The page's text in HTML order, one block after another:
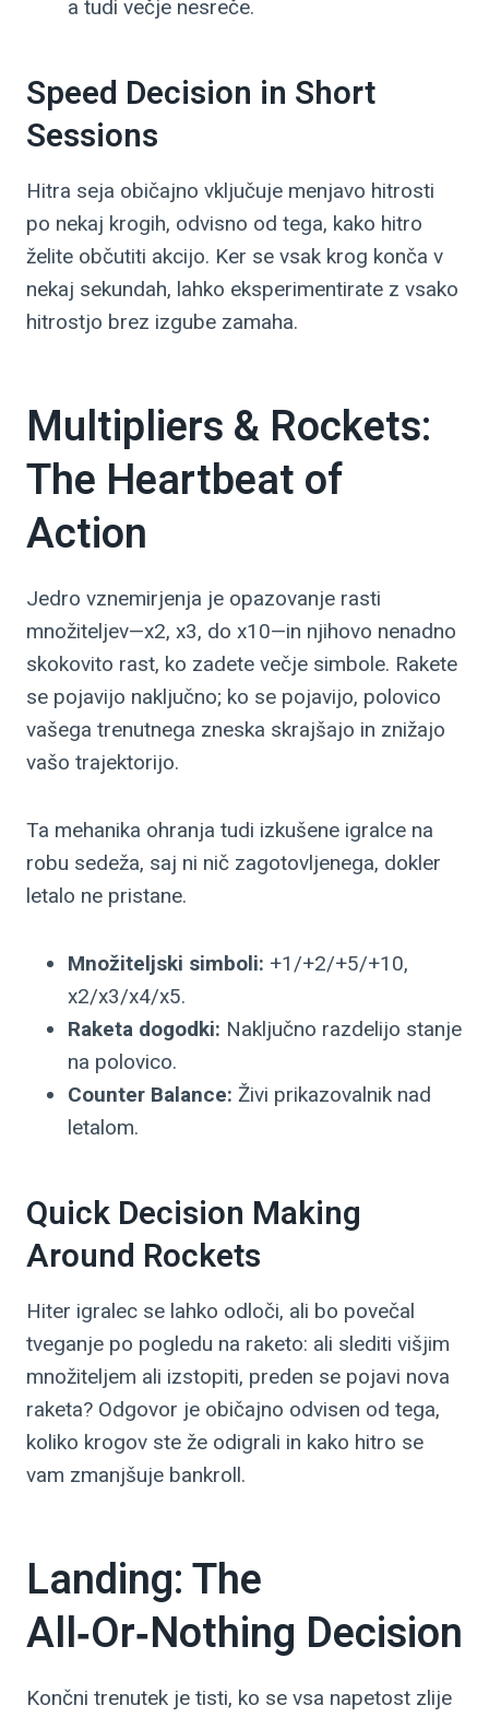
a tudi večje nesreče.
Speed Decision in Short
Sessions
Hitra seja običajno vključuje menjavo hitrosti
po nekaj krogih, odvisno od tega, kako hitro
želite občutiti akcijo. Ker se vsak krog konča v
nekaj sekundah, lahko eksperimentirate z vsako
hitrostjo brez izgube zamaha.
Multipliers & Rockets:
The Heartbeat of
Action
Jedro vznemirjenja je opazovanje rasti
množiteljev—x2, x3, do x10—in njihovo nenadno
skokovito rast, ko zadete večje simbole. Rakete
se pojavijo naključno; ko se pojavijo, polovico
vašega trenutnega zneska skrajšajo in znižajo
vašo trajektorijo.
Ta mehanika ohranja tudi izkušene igralce na
robu sedeža, saj ni nič zagotovljenega, dokler
letalo ne pristane.
Množiteljski simboli: +1/+2/+5/+10,
x2/x3/x4/x5.
Raketa dogodki: Naključno razdelijo stanje
na polovico.
Counter Balance: Živi prikazovalnik nad
letalom.
Quick Decision Making
Around Rockets
Hiter igralec se lahko odloči, ali bo povečal
tveganje po pogledu na raketo: ali slediti višjim
množiteljem ali izstopiti, preden se pojavi nova
raketa? Odgovor je običajno odvisen od tega,
koliko krogov ste že odigrali in kako hitro se
vam zmanjšuje bankroll.
Landing: The
All‑Or‑Nothing Decision
Končni trenutek je tisti, ko se vsa napetost zlije